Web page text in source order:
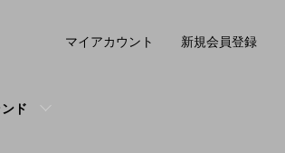
ド
マイアカウント 新規会員登録